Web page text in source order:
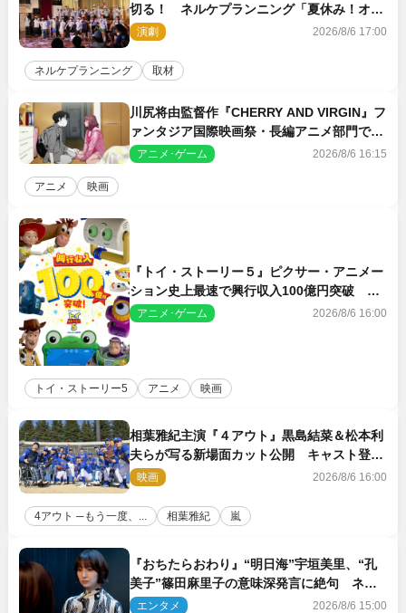
切る！ ネルケプランニング「夏休み！オ
ン・ワークショップ2026」レポート【最終
日】
演劇 2026/8/6 17:00
ネルケプランニング 取材
川尻将由監督作『CHERRY AND VIRGIN』フ
ァンタジア国際映画祭・長編アニメ部門で観
客賞・金賞受賞！
アニメ･ゲーム 2026/8/6 16:15
アニメ 映画
『トイ・ストーリー５』ピクサー・アニメー
ション史上最速で興行収入100億円突破 シ
リーズNo.1興収が目前
アニメ･ゲーム 2026/8/6 16:00
トイ・ストーリー5 アニメ 映画
相葉雅紀主演『４アウト』黒島結菜＆松本利
夫らが写る新場面カット公開 キャスト登壇
イベントも決定
映画 2026/8/6 16:00
4アウト ─もう一度、... 相葉雅紀 嵐
『おちたらおわり』“明日海”宇垣美里、“孔
美子”篠田麻里子の意味深発言に絶句 ネッ
ト驚き「まさか」「意外な展開」
エンタメ 2026/8/6 15:00